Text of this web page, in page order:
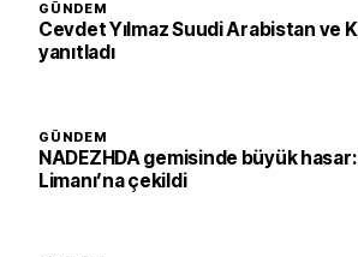
GÜNDEM
Cevdet Yılmaz Suudi Arabistan ve
yanıtladı
GÜNDEM
NADEZHDA gemisinde büyük
Limanı’na çekildi